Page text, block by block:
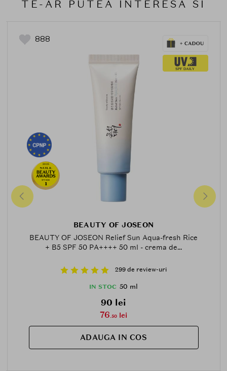
TE-AR PUTEA INTERESA SI
888
2025
SPF-2025
1
BEAUTY OF JOSEON
BEAUTY OF JOSEON Relief Sun Aqua-fresh Rice
+ B5 SPF 50 PA++++ 50 ml - crema de...
299 de review-uri
IN STOC 50 ml
90 lei
76.50 lei
ADAUGA IN COS